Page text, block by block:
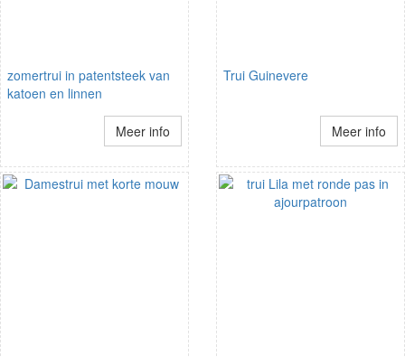
zomertrui in patentsteek van
katoen en linnen
Meer info
Trui Guinevere
Meer info